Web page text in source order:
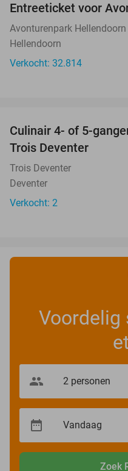
Entreeticket voor
Avonturenpark Hellendoorn
Hellendoorn
Verkocht: 32.814
TODAY
Culinair 4- of 5-
Trois Deventer
Trois Deventer
Deventer
Verkocht: 2
Voordelig
Zoek